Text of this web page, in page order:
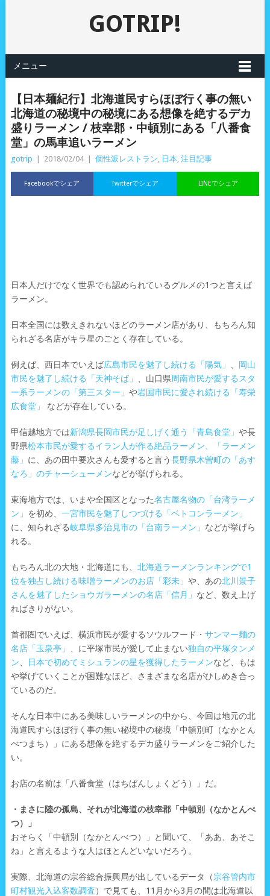
GOTRIP!
メニュー
【日本麺紀行】北海道民すらほぼ行く事の無い
北海道の秘境中の秘境にある想像を絶するデカ
盛りラーメン / 枝幸郡・中頓別にある「八番食
堂」の馬車追いラーメン
gotrip 2018/02/04 個性派レストラン, 日本, 注目記事
Facebookでシェア LINEでシェア
Twitterでシェア
日本人だけでなく世界でも認められているグルメの1つと言えば
ラーメン。
日本全国には数えきれないほどのラーメン店があり、もちろん知
られざる名店がキラ星のごとく存在している。
例えば、西日本でいえば広島市民を魅了し続ける「陽気」
岡山
市民を魅了し続ける「天神そば」
、山口県周南市民が愛するスタ
ー系ラーメンの「第三スター」 や岩国市民に愛され続ける「寿栄
広食堂」 などが存在している。
甲信越地方では新潟県長岡市民が足しげく通う「青島食堂」 や長
野県松本市民が愛するイラン人が作る絶品ラーメン、「ラーメン
藤」 に、あの田中要次さんも愛すると言う長野県木曽町の「あす
なろ」のチャーシューメンなどが挙げられる。
東海地方では、いまや全国区となった名古屋名物の「台湾ラーメ
ン」 を初め、 一宮市民を魅了しつづける「ベトコンラーメン」
に、知られざる岐阜県多治見市の「台南ラーメン」 などが挙げら
れる。
もちろん北の大地・北海道にも、 北海道ラーメンランキングで1
位を独占し続ける味噌ラーメンのお店「彩未」 や、あの北川景子
さんを魅了したショウガラーメンの名店「信月」 など、数え上げ
ればきりがない。
首都圏でいえば、横浜市民が愛するソウルフード・ サンマー麺の
名店「玉泉亭」
、に平塚市民が愛して止まない独自の平塚タンメ
ン
日本で初めてミシュランの星を獲得したラーメンなど、もは
や挙げていくことが困難なほど、さまざまな名店がひしめき合っ
ているのだ。
そんな日本中にある美味しいラーメンの中から、今回は地元の北
海道民すらほぼ行く事の無い秘境中の秘境「中頓別町（なかとん
べつまち）」にある想像を絶するデカ盛りラーメンをご紹介した
い。
お店の名前は「八番食堂（はちばんしょくどう）」だ。
・まさに陸の孤島、それが北海道の枝幸郡「中頓別（なかとんべ
つ）」
おそらく「中頓別（なかとんべつ）」と聞いて、「ああ、あそこ
ね」と言えるような人はほとんどいないだろう。
実際、北海道の宗谷総合振興局が出しているデータ（宗谷管内市
町村観光入込客数調査）で見ても、11月から3月の間は北海道以